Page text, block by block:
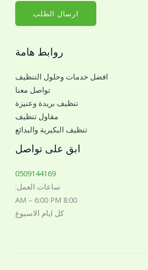
ارسال الطلب
روابط هامة
افضل خدمات وحلول التنظيف
تواصل معنا
تنظيف بريدة وعنيزة
مقاول تنظيف
تنظيف البكيرية والبدائع
ابق على تواصل
0509144169
ساعات العمل:
8:00 AM – 6:00 PM
كل ايام الاسبوع